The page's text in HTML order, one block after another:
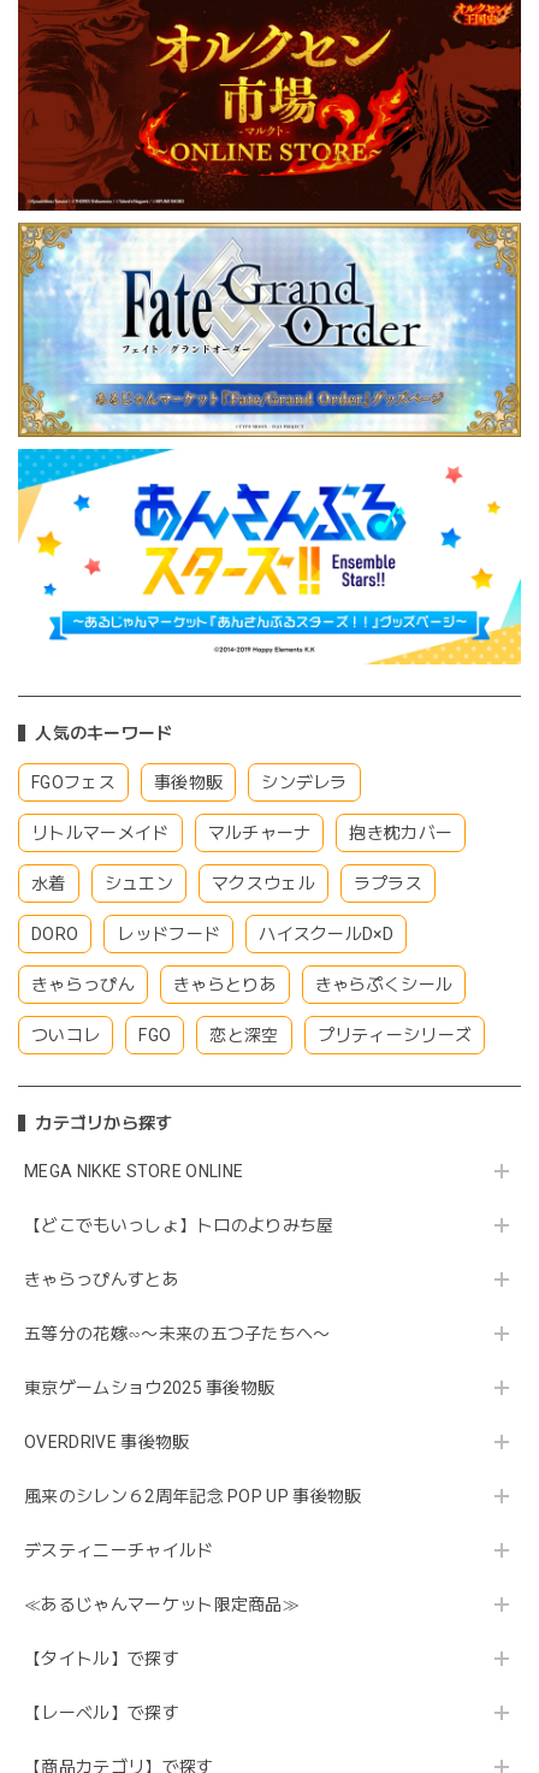
人気のキーワード
FGOフェス 事後物販 シンデレラ
リトルマーメイド マルチャーナ 抱き枕カバー
水着 シュエン マクスウェル ラプラス
DORO レッドフード ハイスクールD×D
きゃらっぴん きゃらとりあ きゃらぷくシール
ついコレ FGO 恋と深空 プリティーシリーズ
カテゴリから探す
MEGA NIKKE STORE ONLINE
【どこでもいっしょ】トロのよりみち屋
きゃらっぴんすとあ
五等分の花嫁∽〜未来の五つ子たちへ〜
東京ゲームショウ2025 事後物販
OVERDRIVE 事後物販
風来のシレン６2周年記念 POP UP 事後物販
デスティニーチャイルド
≪あるじゃんマーケット限定商品≫
【タイトル】で探す
【レーベル】で探す
【商品カテゴリ】で探す